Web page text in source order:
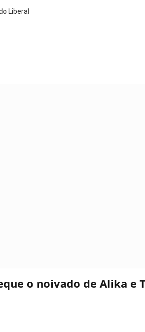
Liberal
o noivado de Alika e